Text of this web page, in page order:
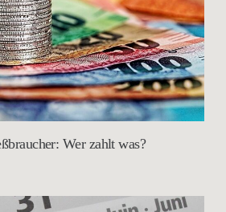
Wer zahlt was?